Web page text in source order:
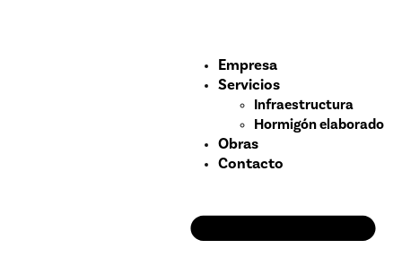
Empresa
Servicios
Infraestructura
Hormigón elaborado
Obras
Contacto